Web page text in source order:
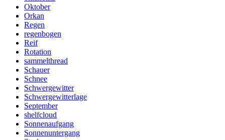
Oktober
Orkan
Regen
regenbogen
Reif
Rotation
sammelthread
Schauer
Schnee
Schwergewitter
Schwergewitterlage
September
shelfcloud
Sonnenaufgang
Sonnenuntergang